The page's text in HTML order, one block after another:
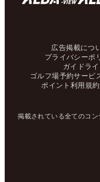
広告掲載につ
プライバシーポ
ガイドラ
ゴルフ場予約サービ
ポイント利用規約
掲載されている全てのコ